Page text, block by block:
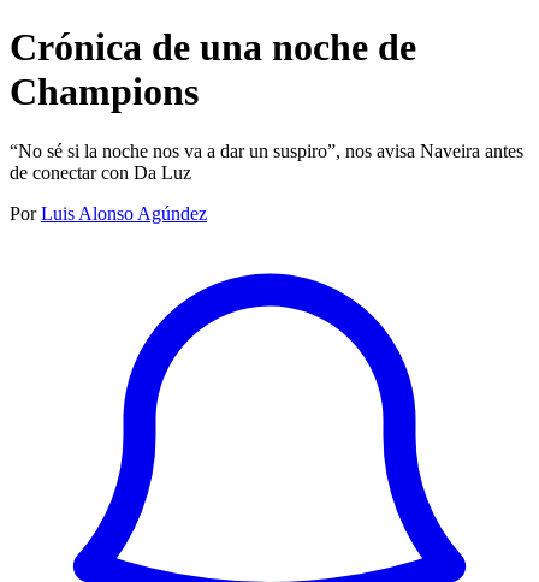
Crónica de una noche de
Champions
“No sé si la noche nos va a dar un suspiro”, nos avisa Naveira antes
de conectar con Da Luz
Por Luis Alonso Agúndez